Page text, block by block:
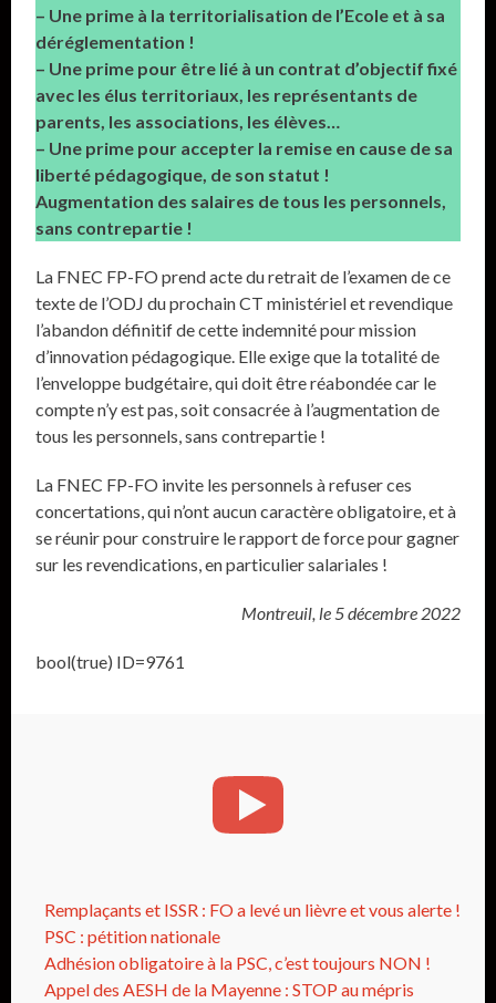
– Une prime à la territorialisation de l’Ecole et à sa
déréglementation !
– Une prime pour être lié à un contrat d’objectif fixé
avec les élus territoriaux, les représentants de
parents, les associations, les élèves…
– Une prime pour accepter la remise en cause de sa
liberté pédagogique, de son statut !
Augmentation des salaires de tous les personnels,
sans contrepartie !
La FNEC FP-FO prend acte du retrait de l’examen de ce
texte de l’ODJ du prochain CT ministériel et revendique
l’abandon définitif de cette indemnité pour mission
d’innovation pédagogique. Elle exige que la totalité de
l’enveloppe budgétaire, qui doit être réabondée car le
compte n’y est pas, soit consacrée à l’augmentation de
tous les personnels, sans contrepartie !
La FNEC FP-FO invite les personnels à refuser ces
concertations, qui n’ont aucun caractère obligatoire, et à
se réunir pour construire le rapport de force pour gagner
sur les revendications, en particulier salariales !
Montreuil, le 5 décembre 2022
bool(true) ID=9761
Remplaçants et ISSR : FO a levé un lièvre et vous alerte !
PSC : pétition nationale
Adhésion obligatoire à la PSC, c’est toujours NON !
Appel des AESH de la Mayenne : STOP au mépris